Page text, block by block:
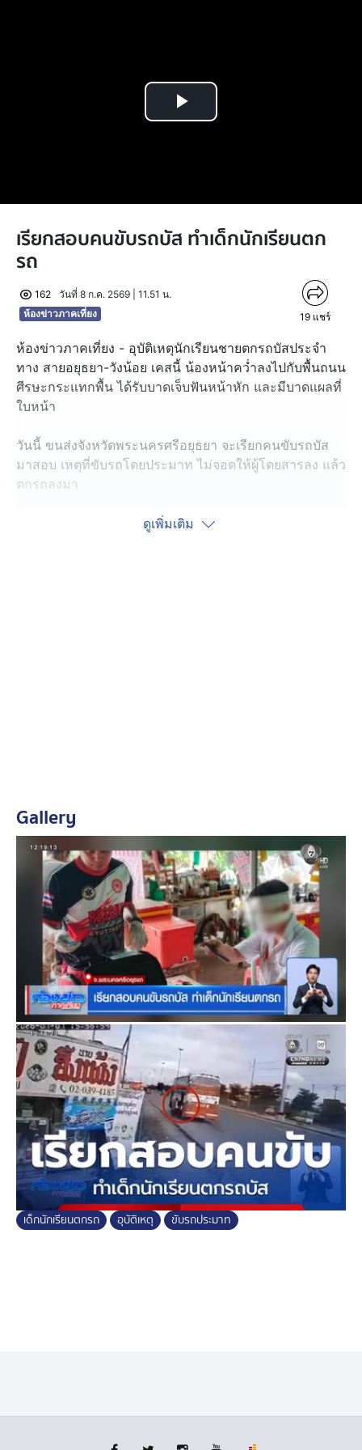
Play
เรียกสอบคนขับรถบัส ทำเด็กนักเรียนตก
รถ
162
วันที่ 8 ก.ค. 2569 | 11.51 น.
ห้องข่าวภาคเที่ยง
19 แชร์
ห้องข่าวภาคเที่ยง - อุบัติเหตุนักเรียนชายตกรถบัสประจำ
ทาง สายอยุธยา-วังน้อย เคสนี้ น้องหน้าคว่ำลงไปกับพื้นถนน
ศีรษะกระแทกพื้น ได้รับบาดเจ็บฟันหน้าหัก และมีบาดแผลที่
ใบหน้า
วันนี้ ขนส่งจังหวัดพระนครศรีอยุธยา จะเรียกคนขับรถบัส
มาสอบ เหตุที่ขับรถโดยประมาท ไม่จอดให้ผู้โดยสารลง แล้ว
ตกรถลงมา
วงจรปิด จับภาพตอนที่ รถบัสโดยสารประจำทางสาย
รถบัสประจำทางคันนี้ บอกว่า ไม่ได้ยินว่าเสียงกริ่ง ไม่ได้ยิน
เสียงว่า ขอลงตรงนี้ จึงไม่ได้จอดรถให้ลงจากรถ
แม้ว่า จุดนี้จะไม่ได้มีป้ายรถประจำทาง แต่เป็นริมถนน เป็น
ชุมชนใกล้บ้าน ที่แม่ของนักเรียน รอรับลูกชายอยู่ถนนฝั่ง
ตรงข้าม คือแต่ก่อน แม่ขับรถไปรับ-ส่งที่โรงเรียนมาตลอด
แต่ตอนนี้ น้องโตแล้ว จึงให้ลูกนั่งรถบัสประจำทางกลับบ้าน
เองในช่วงเปิดเทอมมานี้เอง
เคสนี้ แม่ของผู้บาดเจ็บ และคนขับรถบัสโดยสาร ไปตกลงกัน
ที่ สภ.บางปะอิน มีการลงบันทึกประจำวัน ตกลงการช่วย
เหลือค่ารักษาพยาบาลของน้อง ที่จะมาจากที่ได้ทำประกัน
ภัยภาคบังคับ ตาม พ.ร.บ. คุ้มครองผู้ประสบภัยจากรถ
และวันนี้ สำนักงานขนส่งจังหวัดพระนครศรีอยุธยา จะเรียก
คนขับรถบัสประจำทางคันนี้ เข้าชี้แจงข้อเท็จจริง และ
ดำเนินการเปรียบเทียบปรับในข้อหา ขับรถรับส่งผู้โดยสาร
ขับประมาท มีโทษปรับไม่เกิน 5,000 บาท
ดูเพิ่มเติม
Gallery
เด็กนักเรียนตกรถ อุบัติเหตุ ขับรถประมาท